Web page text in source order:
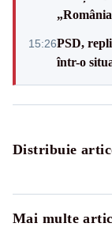
15:26PSD,
într-o
Distribuie
Mai multe